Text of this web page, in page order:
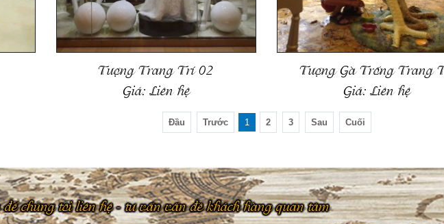
Tượng Trang Trí 02
Giá:Liên hệ
Tượng Gà Trống Trang
Giá:Liên hệ
Đầu Trước 1 2 3 Sau Cuối
chúng tôi liên hệ - tư vấn vấn đề khách hàng quan tâm